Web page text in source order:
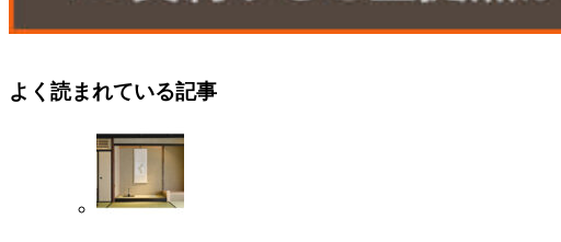
よく読まれている記事